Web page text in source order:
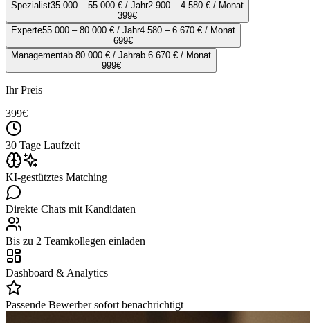
Spezialist35.000 – 55.000 € / Jahr2.900 – 4.580 € / Monat
399€
Experte55.000 – 80.000 € / Jahr4.580 – 6.670 € / Monat
699€
Managementab 80.000 € / Jahrab 6.670 € / Monat
999€
Ihr Preis
399€
30 Tage Laufzeit
KI-gestütztes Matching
Direkte Chats mit Kandidaten
Bis zu 2 Teamkollegen einladen
Dashboard & Analytics
Passende Bewerber sofort benachrichtigt